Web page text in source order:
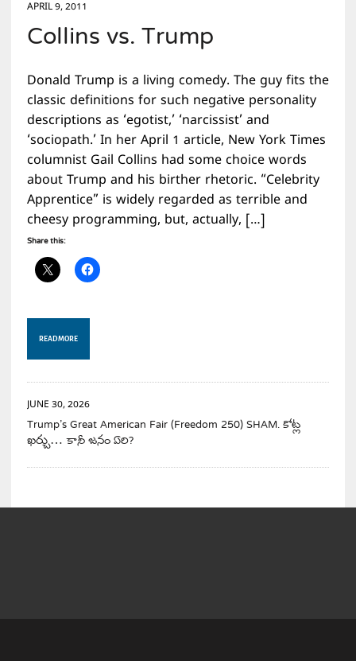
APRIL 9, 2011
Collins vs. Trump
Donald Trump is a living comedy. The guy fits the
classic definitions for such negative personality
descriptions as ‘egotist,’ ‘narcissist’ and
‘sociopath.’ In her April 1 article, New York Times
columnist Gail Collins had some choice words
about Trump and his birther rhetoric. “Celebrity
Apprentice” is widely regarded as terrible and
cheesy programming, but, actually, […]
Share this:
READ MORE
JUNE 30, 2026
Trump’s Great American Fair (Freedom 250) SHAM. కోట్ల
ఖర్చు… కానీ జనం ఏరి?